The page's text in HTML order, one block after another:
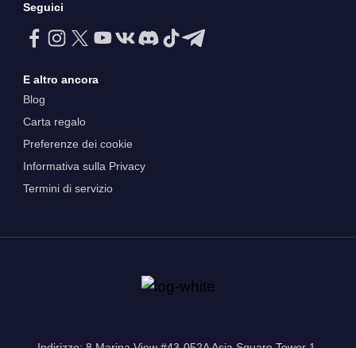
Seguici
E altro ancora
Blog
Carta regalo
Preferenze dei cookie
Informativa sulla Privacy
Termini di servizio